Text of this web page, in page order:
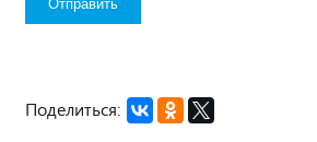
Поделиться: